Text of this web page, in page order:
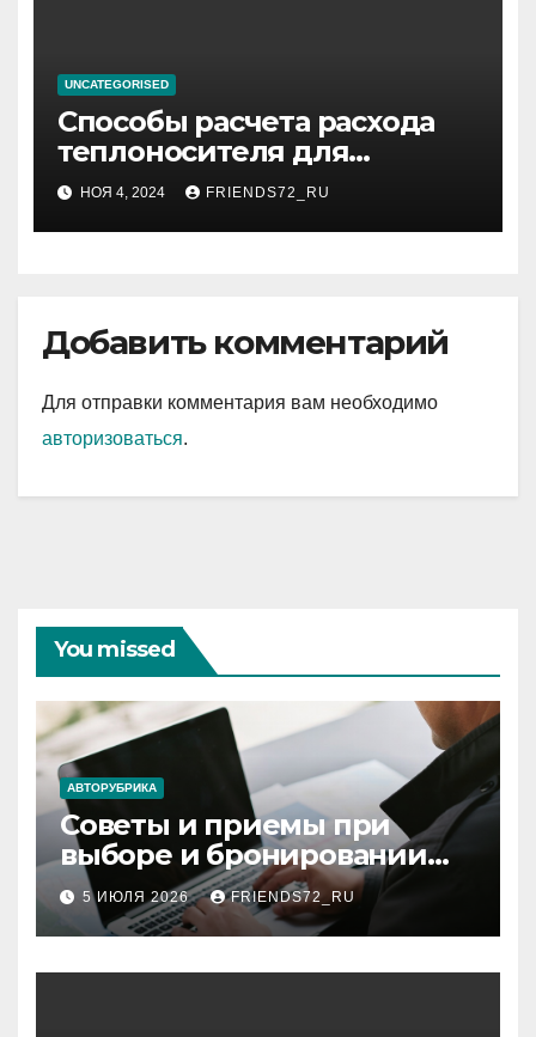
UNCATEGORISED
Способы расчета расхода
теплоносителя для
системы отопления
НОЯ 4, 2024 FRIENDS72_RU
Добавить комментарий
Для отправки комментария вам необходимо
авторизоваться.
You missed
АВТОРУБРИКА
Советы и приемы при
выборе и бронировании
авиабилетов
5 ИЮЛЯ 2026 FRIENDS72_RU